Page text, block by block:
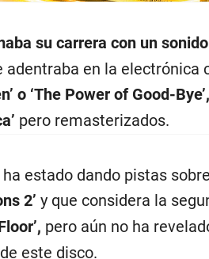
su carrera con un
en la electrónica
o ‘The Power of Good-Bye’,
pero remasterizados.
estado dando pistas
2’ y que considera la
pero aún no ha
este disco.